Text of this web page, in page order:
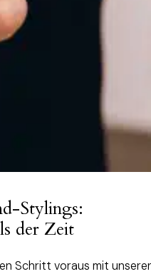
Stylings:
der Zeit
Schritt voraus mit